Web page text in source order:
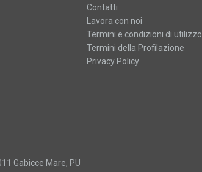
Contatti
Lavora con noi
Termini e condizioni di utilizzo
Termini della Profilazione
Privacy Policy
Gabicce Mare, PU